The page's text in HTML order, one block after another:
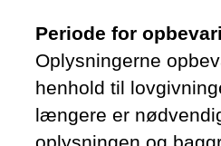
Periode for
Oplysningerne
henhold til
længere er
oplysningen og